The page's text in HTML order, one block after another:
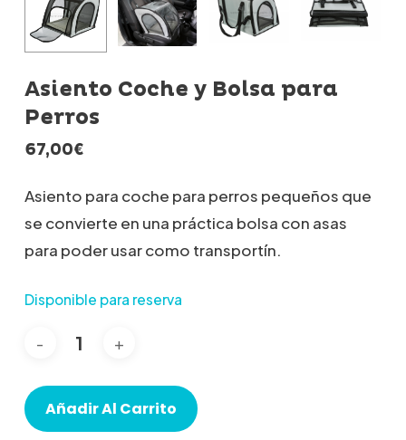
Asiento Coche y Bolsa para
Perros
67,00€
Asiento para coche para perros pequeños que
se convierte en una práctica bolsa con asas
para poder usar como transportín.
Disponible para reserva
Añadir Al Carrito